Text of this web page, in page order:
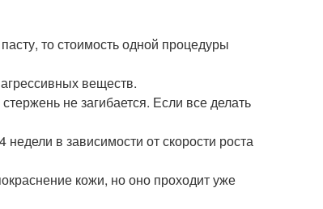
то стоимость одной процедуры
веществ.
не загибается. Если все делать
в зависимости от скорости роста
кожи, но оно проходит уже